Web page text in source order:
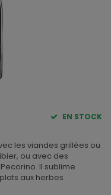
EN STOCK
les viandes grillées ou
ou avec des
Il sublime
aux herbes